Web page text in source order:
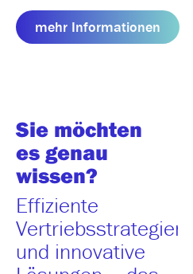
mehr Informationen
Sie möchten
es genau
wissen?
Effiziente
Vertriebsstrategien
und innovative